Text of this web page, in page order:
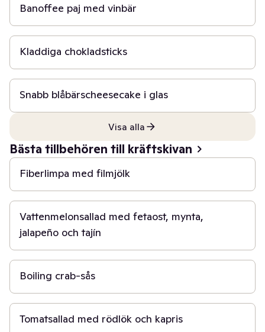
Banoffee paj med vinbär
30 min
Kladdiga chokladsticks
15 min
Snabb blåbärscheesecake i glas
Visa alla
Bästa tillbehören till kräftskivan
1 t
Fiberlimpa med filmjölk
15 min
Vattenmelonsallad med fetaost, mynta,
jalapeño och tajín
20 min
Boiling crab-sås
15 min
Tomatsallad med rödlök och kapris